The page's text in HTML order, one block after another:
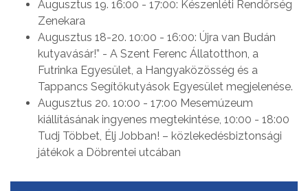
Augusztus 19. 16:00 - 17:00: Készenléti Rendőrség
Zenekara
Augusztus 18-20. 10:00 - 16:00: Újra van Budán
kutyavásár!” - A Szent Ferenc Állatotthon, a
Futrinka Egyesület, a Hangyaközösség és a
Tappancs Segítőkutyások Egyesület megjelenése.
Augusztus 20. 10:00 - 17:00 Mesemúzeum
kiállításának ingyenes megtekintése, 10:00 - 18:00
Tudj Többet, Élj Jobban! – közlekedésbiztonsági
játékok a Döbrentei utcában